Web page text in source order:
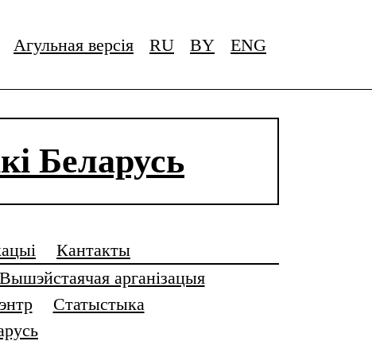
Агульная версія RU BY ENG
Беларусь
Кантакты
Вышэйстаячая арганізацыя
Статыстыка